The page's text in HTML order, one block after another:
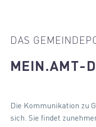
DAS
MEIN.AMT-
Die Kommunikation zu
sich. Sie findet